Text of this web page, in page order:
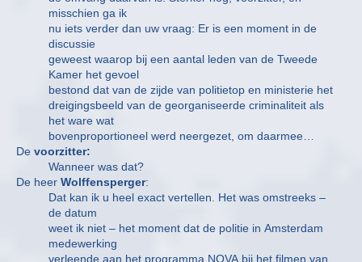
misschien ga ik
nu iets verder dan uw vraag: Er is een moment in de
discussie
geweest waarop bij een aantal leden van de Tweede
Kamer het gevoel
bestond dat van de zijde van politietop en ministerie het
dreigingsbeeld van de georganiseerde criminaliteit als
het ware wat
bovenproportioneel werd neergezet, om daarmee…
De voorzitter:
Wanneer was dat?
De heer Wolffensperger:
Dat kan ik u heel exact vertellen. Het was omstreeks –
de datum
weet ik niet – het moment dat de politie in Amsterdam
medewerking
verleende aan het programma NOVA bij het filmen van